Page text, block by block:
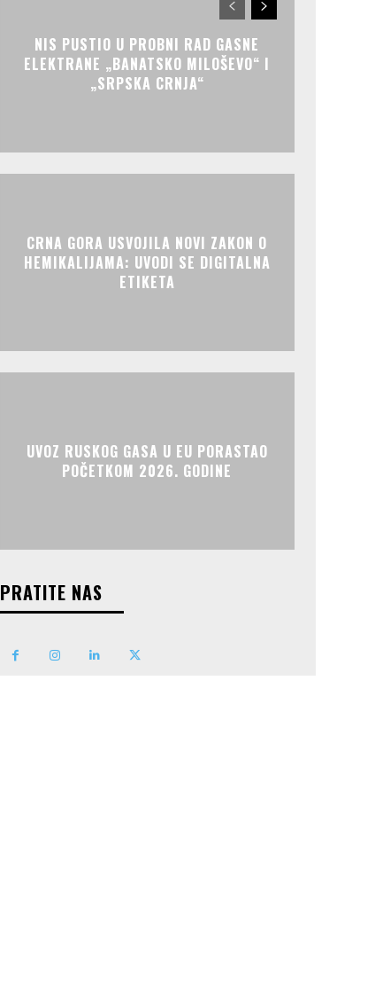
NIS PUSTIO U PROBNI RAD GASNE
ELEKTRANE „BANATSKO MILOŠEVO“ I
„SRPSKA CRNJA“
CRNA GORA USVOJILA NOVI ZAKON O
HEMIKALIJAMA: UVODI SE DIGITALNA
ETIKETA
UVOZ RUSKOG GASA U EU PORASTAO
POČETKOM 2026. GODINE
PRATITE NAS